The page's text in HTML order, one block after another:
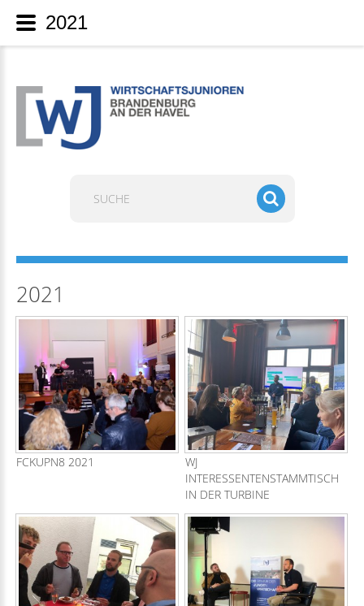
Suchen
2021
FCKUPN8 2021
WJ
INTERESSENTENSTAMMTISCH
IN DER TURBINE
2021